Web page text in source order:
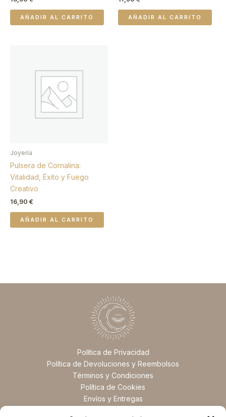
AÑADIR AL CARRITO AÑADIR AL CARRITO
Joyería
Pulsera de Cornalina:
Vitalidad, Éxito y Fuego
Creativo
16,90 €
AÑADIR AL CARRITO
Política de Privacidad
Política de Devoluciones y Reembolsos
Términos y Condiciones
Política de Cookies
Envíos y Entregas